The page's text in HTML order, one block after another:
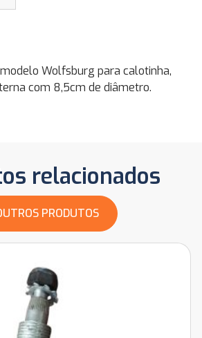
Wolfsburg para calotinha,
com 8,5cm de diâmetro.
relacionados
PRODUTOS